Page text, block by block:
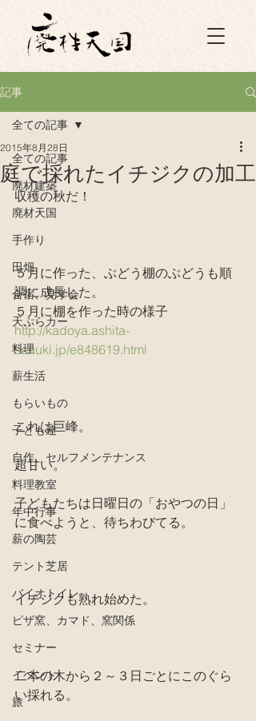
記事
全ての記事
廃材建築
廃材天国
手作り
田畑
合宿、見学会
天ぷらカー
料理
薪生活
もらいもの
子ども達
自作、セルフメンテナンス
料理教室
年中行事
薪の陶芸
テント芝居
バイオトイレ
ピザ窯、カマド、窯関係
セミナー
イベント
旅
全ての記事
庭で採れたイチジクの加工
2015年8月28日
収穫の秋だ！
５月に作った、ぶどう棚のぶどうも順
調に成長した。
５月に棚を作った時の様子
http://kadoya.ashita-
sanuki.jp/e848619.html
これは巨峰。
超甘い。
子どもたちは日曜日の「おやつの日」
に食べようと、待ちわびてる。
イチジクも熟れ始めた。
二本の木から２～３日ごとにこのぐら
い採れる。